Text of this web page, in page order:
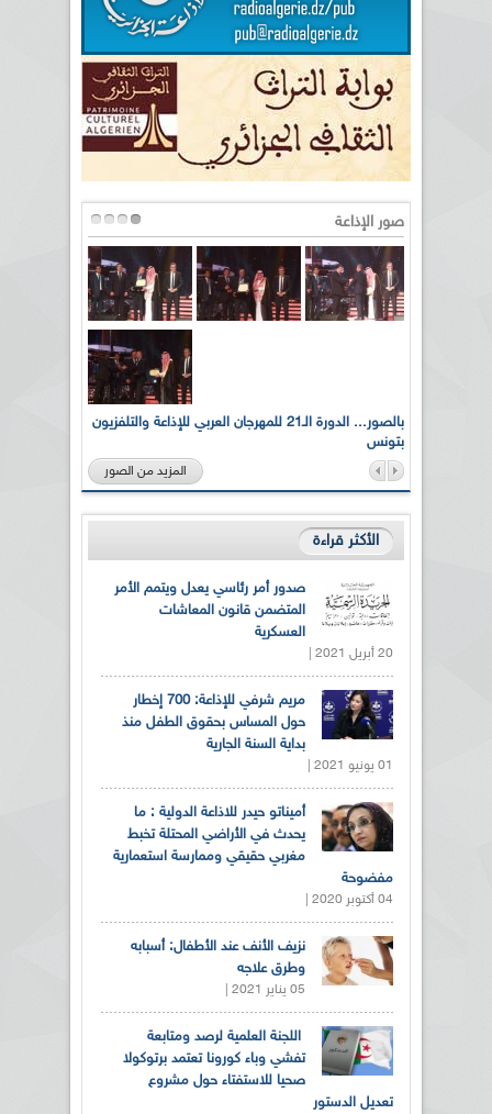
صور الإذاعة
بالصور... الدورة الـ21 للمهرجان العربي للإذاعة والتلفزيون
بتونس
المزيد من الصور
الأكثر قراءة
صدور أمر رئاسي يعدل ويتمم الأمر
المتضمن قانون المعاشات
العسكرية
20 أبريل 2021 |
مريم شرفي للإذاعة: 700 إخطار
حول المساس بحقوق الطفل منذ
بداية السنة الجارية
01 يونيو 2021 |
أميناتو حيدر للاذاعة الدولية : ما
يحدث في الأراضي المحتلة تخبط
مغربي حقيقي وممارسة استعمارية
مفضوحة
04 أكتوبر 2020 |
نزيف الأنف عند الأطفال: أسبابه
وطرق علاجه
05 يناير 2021 |
اللجنة العلمية لرصد ومتابعة
تفشي وباء كورونا تعتمد برتوكولا
صحيا للاستفتاء حول مشروع
تعديل الدستور